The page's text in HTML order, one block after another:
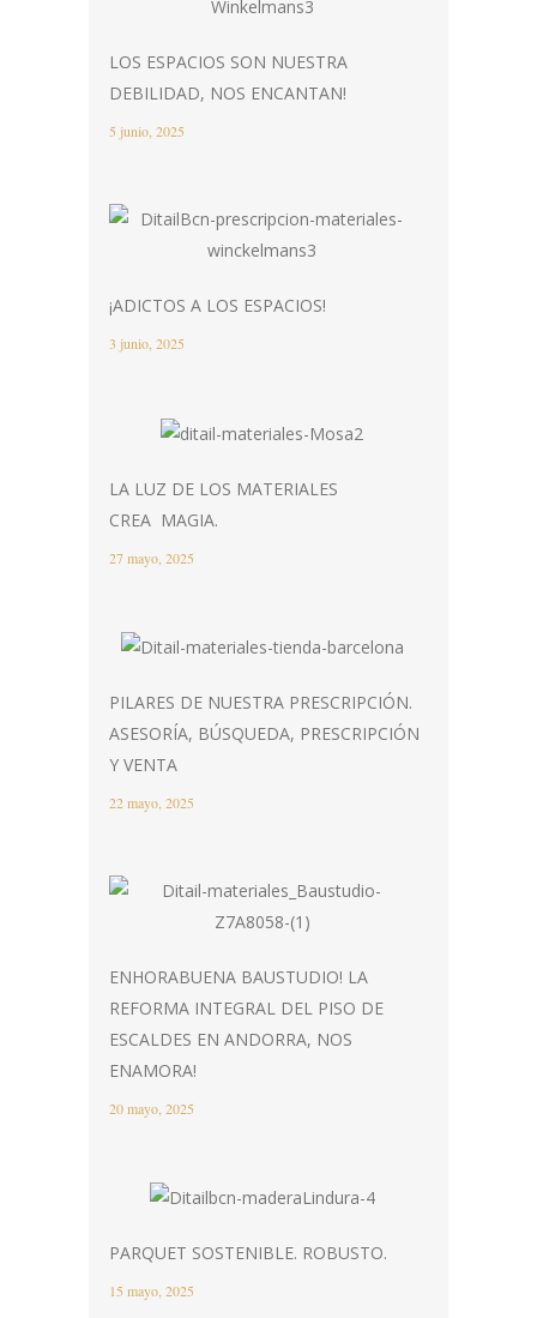
LOS ESPACIOS SON NUESTRA
DEBILIDAD, NOS ENCANTAN!
5 junio, 2025
¡ADICTOS A LOS ESPACIOS!
3 junio, 2025
LA LUZ DE LOS MATERIALES
CREA MAGIA.
27 mayo, 2025
PILARES DE NUESTRA PRESCRIPCIÓN.
ASESORÍA, BÚSQUEDA, PRESCRIPCIÓN
Y VENTA
22 mayo, 2025
ENHORABUENA BAUSTUDIO! LA
REFORMA INTEGRAL DEL PISO DE
ESCALDES EN ANDORRA, NOS
ENAMORA!
20 mayo, 2025
PARQUET SOSTENIBLE. ROBUSTO.
15 mayo, 2025